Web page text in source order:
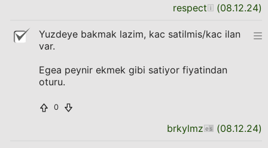
respect (08.12.24)
Yuzdeye bakmak lazim, kac satilmis/kac ilan
var.
Egea peynir ekmek gibi satiyor fiyatindan
oturu.
0
brkylmz (08.12.24)